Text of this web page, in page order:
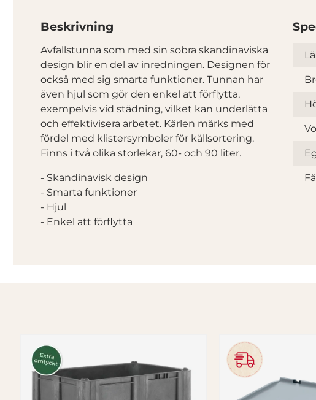
Beskrivning
Avfallstunna som med sin sobra skandinaviska
design blir en del av inredningen. Designen för
också med sig smarta funktioner. Tunnan har
även hjul som gör den enkel att förflytta,
exempelvis vid städning, vilket kan underlätta
och effektivisera arbetet. Kärlen märks med
fördel med klistersymboler för källsortering.
Finns i två olika storlekar, 60- och 90 liter.
- Skandinavisk design
- Smarta funktioner
- Hjul
- Enkel att förflytta